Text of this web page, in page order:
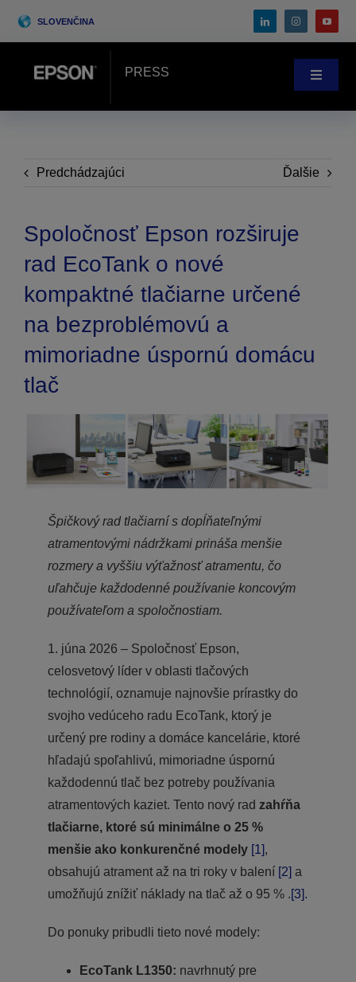
SLOVENČINA
PRESS
Toggle
Prípadové štúdie
Podujatia
Search
Predchádzajúci Ďalšie
Spoločnosť Epson rozširuje
rad EcoTank o nové
kompaktné tlačiarne určené
na bezproblémovú a
mimoriadne úspornú domácu
tlač
Špičkový rad tlačiarní s dopĺňateľnými
atramentovými nádržkami prináša menšie
rozmery a vyššiu výťažnosť atramentu, čo
uľahčuje každodenné používanie koncovým
používateľom a spoločnostiam.
1. júna 2026 – Spoločnosť Epson,
celosvetový líder v oblasti tlačových
technológií, oznamuje najnovšie prírastky do
svojho vedúceho radu EcoTank, ktorý je
určený pre rodiny a domáce kancelárie, ktoré
hľadajú spoľahlivú, mimoriadne úspornú
každodennú tlač bez potreby používania
atramentových kaziet. Tento nový rad zahŕňa
tlačiarne, ktoré sú minimálne o 25 %
menšie ako konkurenčné modely [1],
obsahujú atrament až na tri roky v balení [2] a
umožňujú znížiť náklady na tlač až o 95 % .[3].
Do ponuky pribudli tieto nové modely:
EcoTank L1350: navrhnutý pre